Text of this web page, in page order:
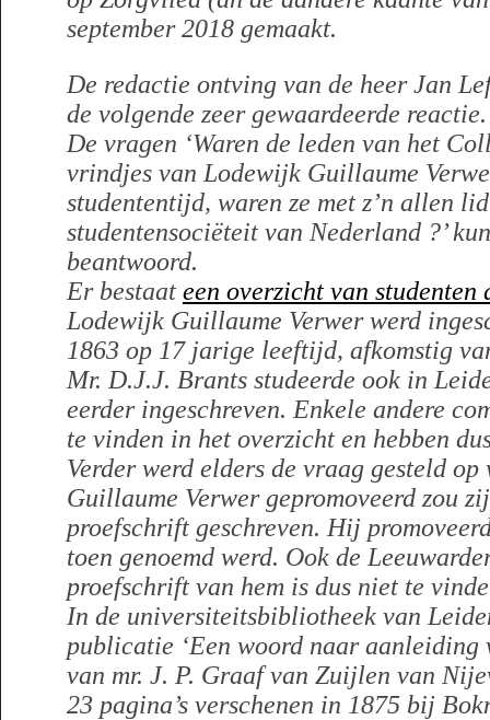
september 2018 gemaakt.
De redactie ontving van de heer Jan
de volgende zeer gewaardeerde reactie.
De vragen ‘Waren de leden van het
vrindjes van Lodewijk Guillaume
studententijd, waren ze met z’n allen
studentensociëteit van Nederland ?’
beantwoord.
Er bestaat een overzicht van
Lodewijk Guillaume Verwer werd
1863 op 17 jarige leeftijd, afkomstig
Mr. D.J.J. Brants studeerde ook in
eerder ingeschreven. Enkele andere
te vinden in het overzicht en hebben
Verder werd elders de vraag gesteld
Guillaume Verwer gepromoveerd zou
proefschrift geschreven. Hij
toen genoemd werd. Ook de
proefschrift van hem is dus niet te
In de universiteitsbibliotheek van
publicatie ‘Een woord naar aanleiding
van mr. J. P. Graaf van Zuijlen van
23 pagina’s verschenen in 1875 bij